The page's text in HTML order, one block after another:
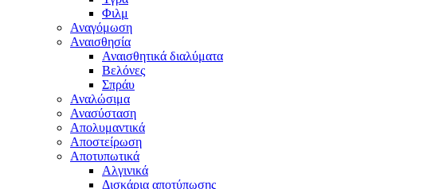
Φιλμ
Αναγόμωση
Αναισθησία
Αναισθητικά διαλύματα
Βελόνες
Σπράυ
Αναλώσιμα
Ανασύσταση
Απολυμαντικά
Αποστείρωση
Αποτυπωτικά
Αλγινικά
Δισκάρια αποτύπωσης